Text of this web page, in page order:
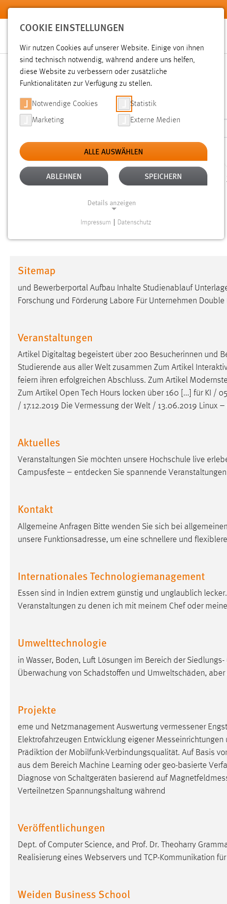
Zum Hauptinhalt springen
SUCHE
Aktive Filter: TYP: SEITEN ALTER: ÜBER EIN JAHR
Gesucht nach "Messe". Es wurden 233 Ergebnisse gefunden.
Sitemap
und Bewerberportal Aufbau Inhalte Studienablauf
Forschung und Förderung Labore Für Unternehmen
Veranstaltungen
Artikel Digitaltag begeistert über 200 Besucherinnen und
Studierende aus aller Welt zusammen Zum Artikel
feiern ihren erfolgreichen Abschluss. Zum Artikel Modernste
Zum Artikel Open Tech Hours locken über 160 [...] für KI /
/ 17.12.2019 Die Vermessung der Welt / 13.06.2019 Linux
Aktuelles
Veranstaltungen Sie möchten unsere Hochschule live
Campusfeste – entdecken Sie spannende
Kontakt
Allgemeine Anfragen Bitte wenden Sie sich bei
unsere Funktionsadresse, um eine schnellere und
Internationales Technologiemanagement
Essen sind in Indien extrem günstig und unglaublich
Veranstaltungen zu denen ich mit meinem Chef oder
Umwelttechnologie
in Wasser, Boden, Luft Lösungen im Bereich der
Überwachung von Schadstoffen und Umweltschäden,
Projekte
eme und Netzmanagement Auswertung vermessener
Elektrofahrzeugen Entwicklung eigener Messeinrichtungen
Prädiktion der Mobilfunk-Verbindungsqualität. Auf Basis
aus dem Bereich Machine Learning oder geo-basierte
Diagnose von Schaltgeräten basierend auf
Verteilnetzen Spannungshaltung während
Veröffentlichungen
Dept. of Computer Science, and Prof. Dr. Theoharry
Realisierung eines Webservers und TCP-Kommunikation
Weiden Business School
COOKIE EINSTELLUNGEN
Wir nutzen Cookies auf unserer Website. Einige von ihnen
sind technisch notwendig, während andere uns helfen,
diese Website zu verbessern oder zusätzliche
Funktionalitäten zur Verfügung zu stellen.
Notwendige Cookies Statistik
Marketing Externe Medien
ALLE AUSWÄHLEN
ABLEHNEN SPEICHERN
Details anzeigen
Website erforderlich.
Einverständnis
Zweck:
ausgewählten Einverständnis-Optionen
des Benutzers
Cookie Laufzeit: 1 Jahr
Performance
Zweck:
eingeloggt ist.
Name:
Zweck:
Das Cookie speichert die gewählte
Sprache der Website.
Name:
MibewSessionID, MIBEW_UserID,
Zweck:
Wird benötigt um die Chatfunktion
nutzen zu können.
Cookie Laufzeit:
MibewSessionID, mibew-chat-frame-
Login
Name: fe_user, be_user, be_lastLoginProvider
Dieser Cookie ist notwendig um sich an
der Website einloggen zu können.
STATISTIK
Statistik Cookies erfassen Informationen anonym.
Impressum Datenschutz